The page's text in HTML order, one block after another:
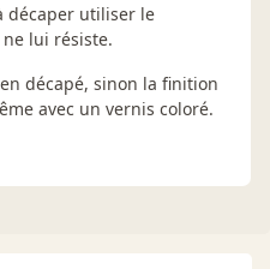
décaper utiliser le
lui résiste.
décapé, sinon la finition
avec un vernis coloré.